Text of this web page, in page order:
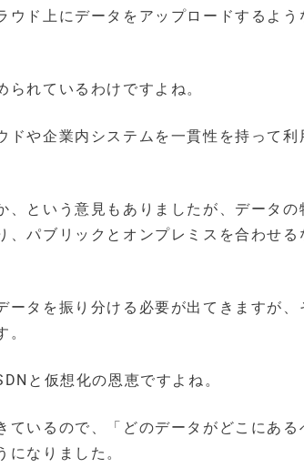
ド上にデータをアップロードするよう
れているわけですよね。
や企業内システムを一貫性を持って利
という意見もありましたが、データの
パブリックとオンプレミスを合わせる
タを振り分ける必要が出てきますが、
と仮想化の恩恵ですよね。
いるので、「どのデータがどこにある
なりました。